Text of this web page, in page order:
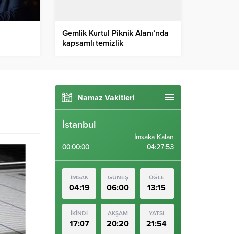
Gemlik Kurtul Piknik Alanı’nda
kapsamlı temizlik
Namaz Vakitleri
İstanbul
00:00:00
İmsaka Kalan
04:27:52
İMSAK
04:19
GÜNEŞ
06:00
ÖĞLE
13:15
İKİNDİ
17:07
AKŞAM
20:20
YATSI
21:54